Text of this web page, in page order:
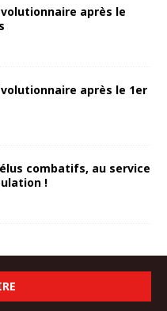
après le
après le 1er
combatifs, au service
!